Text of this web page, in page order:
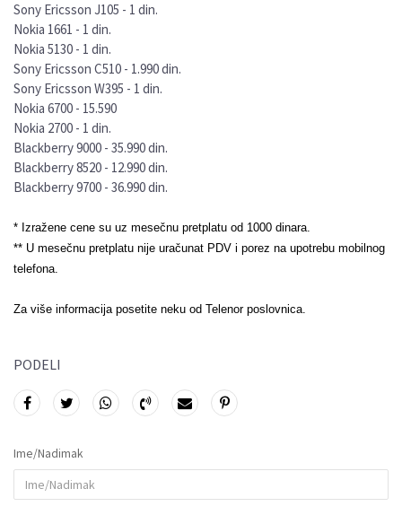
Sony Ericsson J105 - 1 din.
Nokia 1661 - 1 din.
Nokia 5130 - 1 din.
Sony Ericsson C510 - 1.990 din.
Sony Ericsson W395 - 1 din.
Nokia 6700 - 15.590
Nokia 2700 - 1 din.
Blackberry 9000 - 35.990 din.
Blackberry 8520 - 12.990 din.
Blackberry 9700 - 36.990 din.
* Izražene cene su uz mesečnu pretplatu od 1000 dinara.
** U mesečnu pretplatu nije uračunat PDV i porez na upotrebu mobilnog
telefona.
Za više informacija posetite neku od Telenor poslovnica.
PODELI
Ime/Nadimak